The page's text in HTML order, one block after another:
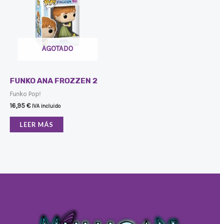
AGOTADO
FUNKO ANA FROZZEN 2
Funko Pop!
16,95€ IVA incluido
LEER MÁS